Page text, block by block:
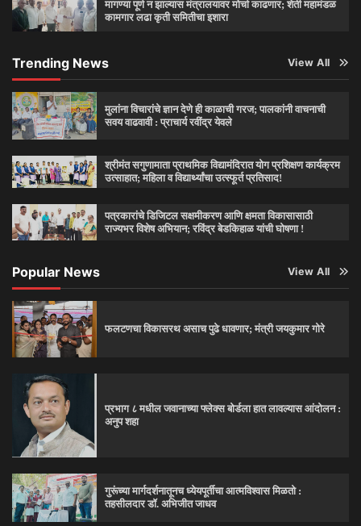
मागण्या पूर्ण न झाल्यास मंत्रालयावर मोर्चा काढणार; शेती महामंडळ
कामगार लढा कृती समितीचा इशारा
Trending News View All
मुलांना विचारांचे ज्ञान देणे ही काळाची गरज; पालकांनी वाचनाची
सवय वाढवावी : प्राचार्य रवींद्र येवले
श्रीमंत सगुणामाता प्राथमिक विद्यामंदिरात योग प्रशिक्षण कार्यक्रम
उत्साहात; महिला व विद्यार्थ्यांचा उत्स्फूर्त प्रतिसाद!
पत्रकारांचे डिजिटल सक्षमीकरण आणि क्षमता विकासासाठी
राज्यभर विशेष अभियान; रविंद्र बेडकिहाळ यांची घोषणा !
Popular News View All
फलटणचा विकासरथ असाच पुढे धावणार; मंत्री जयकुमार गोरे
प्रभाग ८ मधील जवानाच्या फ्लेक्स बोर्डला हात लावल्यास आंदोलन :
अनुप शहा
गुरूंच्या मार्गदर्शनातूनच ध्येयपूर्तीचा आत्मविश्‍वास मिळतो :
तहसीलदार डॉ. अभिजीत जाधव